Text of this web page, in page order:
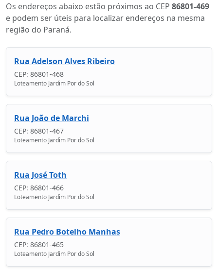
Os endereços abaixo estão próximos ao CEP 86801-469
e podem ser úteis para localizar endereços na mesma
região do Paraná.
Rua Adelson Alves Ribeiro
CEP: 86801-468
Loteamento Jardim Por do Sol
Rua João de Marchi
CEP: 86801-467
Loteamento Jardim Por do Sol
Rua José Toth
CEP: 86801-466
Loteamento Jardim Por do Sol
Rua Pedro Botelho Manhas
CEP: 86801-465
Loteamento Jardim Por do Sol